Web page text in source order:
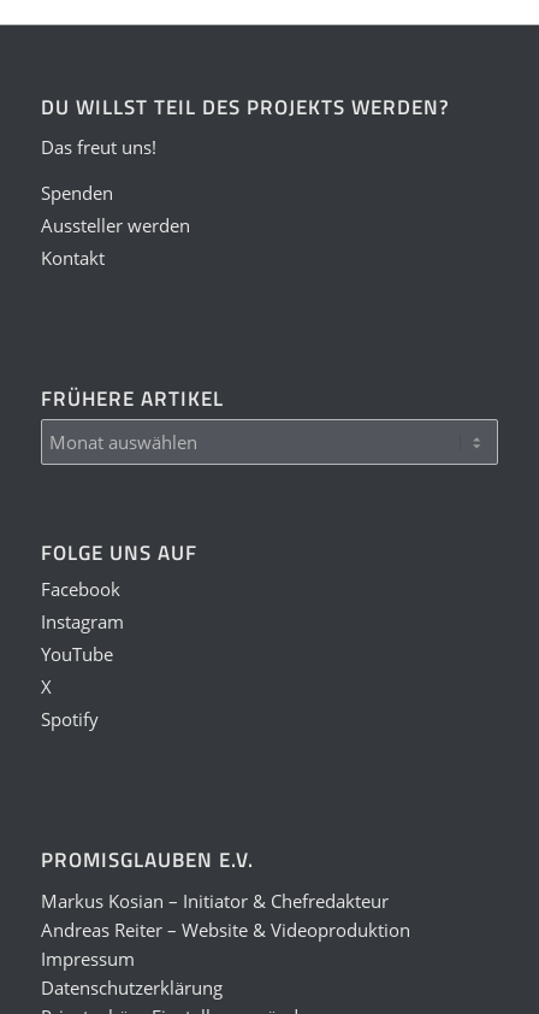
DU WILLST TEIL DES PROJEKTS WERDEN?
Das freut uns!
Spenden
Aussteller werden
Kontakt
FRÜHERE ARTIKEL
FOLGE UNS AUF
Facebook
Instagram
YouTube
X
Spotify
PROMISGLAUBEN E.V.
Markus Kosian – Initiator & Chefredakteur
Andreas Reiter – Website & Videoproduktion
Impressum
Datenschutzerklärung